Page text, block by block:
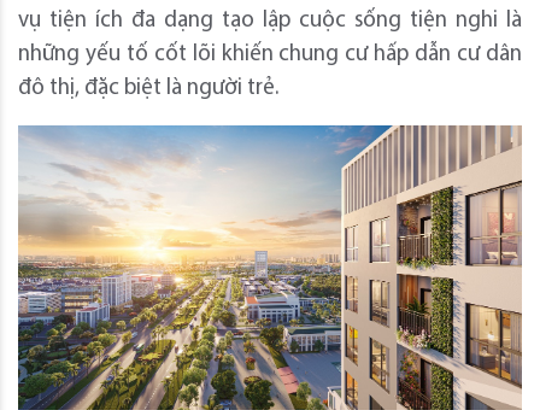
vụ tiện ích đa dạng tạo lập cuộc sống tiện nghi là
những yếu tố cốt lõi khiến chung cư hấp dẫn cư dân
đô thị, đặc biệt là người trẻ.